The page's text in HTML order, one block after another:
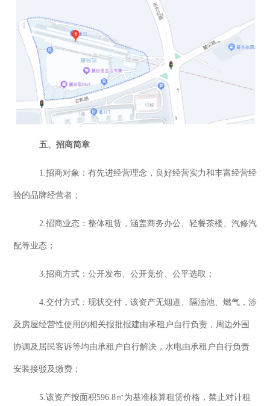
五、招商简章
1.招商对象： 有先进经营理念，良好经营实力和丰富经营经
验的品牌经营者；
2.招商业态： 整体租赁，涵盖商务办公、轻餐茶楼、汽修汽
配等业态 ；
3.招商方式： 公开发布、公开竞价、公平选取 ；
4.交付方式：现状交付 ，该资产无烟道、隔油池、燃气，涉
及房屋经营性使用的相关报批报建由承租户自行负责，周边外围
协调及居民客诉等均由承租户自行解决，水电由承租户自行负责
安装接驳及缴费；
5.该资产按面积596.8㎡为基准核算租赁价格，禁止对计租